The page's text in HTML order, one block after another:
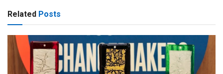
Related Posts